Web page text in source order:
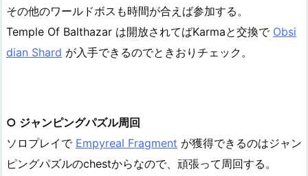
その他のワールドボスも時間が合えば参加する。
Temple Of Balthazar は開放されてばKarmaと交換で Obsi
dian Shard が入手できるのでときおりチェック。
○ ジャンピングパズル周回
ソロプレイで Empyreal Fragment が獲得できるのはジャン
ピングパズルのchestからなので、頑張って周回する。